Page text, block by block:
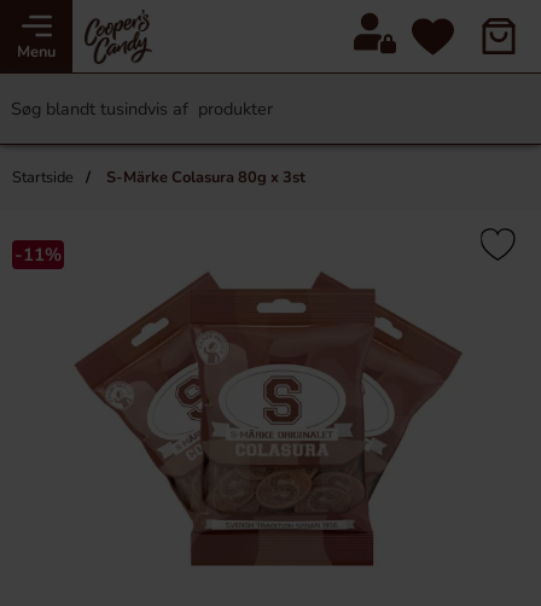
Menu
Startside S-Märke Colasura 80g x 3st
-11%